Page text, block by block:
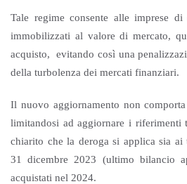
Tale regime consente alle imprese
immobilizzati al valore di mercato,
acquisto, evitando così una
della turbolenza dei mercati finanziari.
Il nuovo aggiornamento non
limitandosi ad aggiornare i riferimenti
chiarito che la deroga si applica sia
31 dicembre 2023 (ultimo bilancio
acquistati nel 2024.